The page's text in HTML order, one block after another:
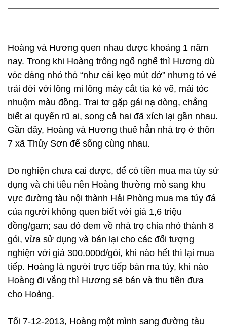
Hoàng và Hương quen nhau được khoảng 1 năm
nay. Trong khi Hoàng trông ngố nghế thì Hương dù
vóc dáng nhỏ thó “như cái kẹo mút dở” nhưng tỏ vẻ
trải đời với lông mi lông mày cắt tỉa kẻ vẽ, mái tóc
nhuộm màu đồng. Trai tơ gặp gái nạ dòng, chẳng
biết ai quyến rũ ai, song cả hai đã xích lại gần nhau.
Gần đây, Hoàng và Hương thuê hẳn nhà trọ ở thôn
7 xã Thủy Sơn để sống cùng nhau.
Do nghiện chưa cai được, để có tiền mua ma túy sử
dụng và chi tiêu nên Hoàng thường mò sang khu
vực đường tàu nội thành Hải Phòng mua ma túy đá
của người không quen biết với giá 1,6 triệu
đồng/gam; sau đó đem về nhà trọ chia nhỏ thành 8
gói, vừa sử dụng và bán lại cho các đối tượng
nghiện với giá 300.000đ/gói, khi nào hết thì lại mua
tiếp. Hoàng là người trực tiếp bán ma túy, khi nào
Hoàng đi vắng thì Hương sẽ bán và thu tiền đưa
cho Hoàng.
Tối 7-12-2013, Hoàng một mình sang đường tàu